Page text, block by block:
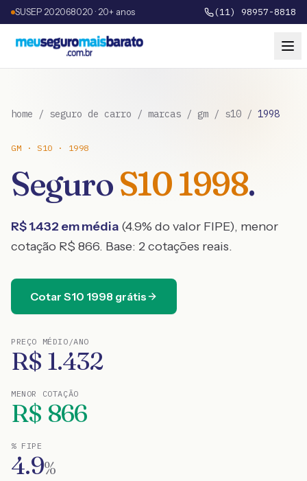
SUSEP 202068020 · 20+ anos (11) 98957-8818
home / seguro de carro / marcas / gm / s10 / 1998
GM ·S10 · 1998
SeguroS101998.
R$1.432 em média (4.9% do valor FIPE), menor
cotação R$ 866. Base: 2cotações reais.
Cotar S10 1998 grátis
PREÇO MÉDIO/ANO
R$ 1.432
MENOR COTAÇÃO
R$ 866
% FIPE
4.9%